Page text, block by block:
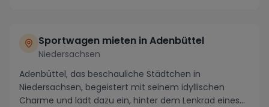
Sportwagen mieten in Adenbüttel
Niedersachsen
Adenbüttel, das beschauliche Städtchen in
Niedersachsen, begeistert mit seinem idyllischen
Charme und lädt dazu ein, hinter dem Lenkrad eines